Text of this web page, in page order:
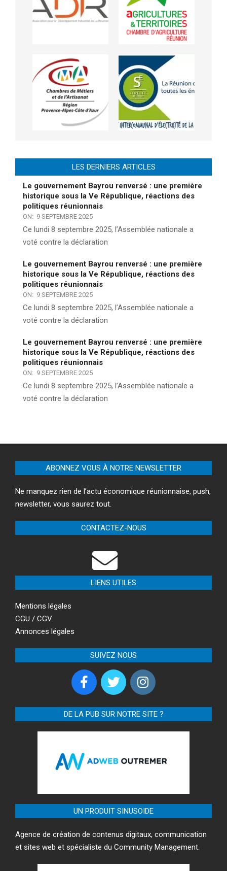
LES DERNIERS ARTICLES
Le gouvernement Bayrou renversé : une première
historique sous la Ve République, réactions des
politiques réunionnais
ON: 9 SEPTEMBRE 2025
Ce lundi 8 septembre 2025, l’Assemblée nationale a
voté contre la déclaration
Le gouvernement Bayrou renversé : une première
historique sous la Ve République, réactions des
politiques réunionnais
ON: 9 SEPTEMBRE 2025
Ce lundi 8 septembre 2025, l’Assemblée nationale a
voté contre la déclaration
Le gouvernement Bayrou renversé : une première
historique sous la Ve République, réactions des
politiques réunionnais
ON: 9 SEPTEMBRE 2025
Ce lundi 8 septembre 2025, l’Assemblée nationale a
voté contre la déclaration
ABONNEZ VOUS À NOTRE NEWSLETTER
Ne manquez rien de l’actu économique réunionnaise, push,
newsletter, vous saurez tout.
CONTACTEZ-NOUS
LIENS UTILES
Mentions légales
CGU / CGV
Annonces légales
SUIVEZ NOUS
DE LA PUB SUR NOTRE SITE ?
UN PRODUIT SINUSOIDE
Agence de création de contenus digitaux, communication
et sites web et spécialiste du Community Management.